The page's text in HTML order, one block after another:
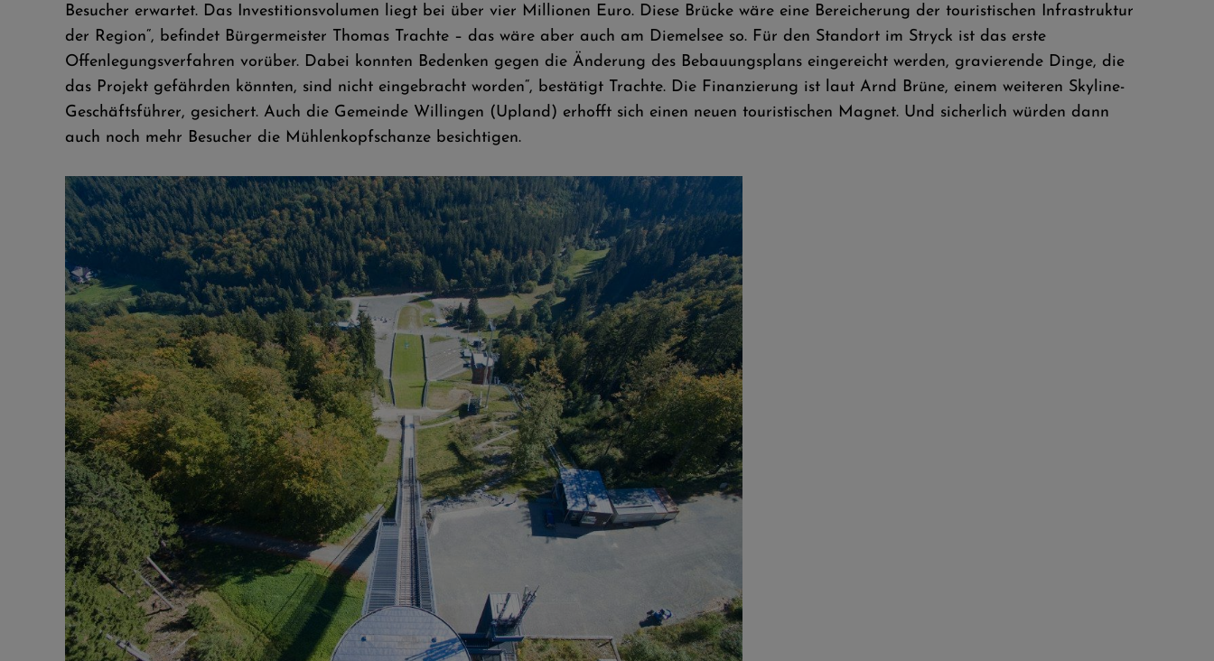
Besucher erwartet. Das Investitionsvolumen liegt bei über vier Millionen Euro. Diese Brücke wäre eine Bereicherung der touristischen Infrastruktur
der Region“, befindet Bürgermeister Thomas Trachte – das wäre aber auch am Diemelsee so. Für den Standort im Stryck ist das erste
Offenlegungsverfahren vorüber. Dabei konnten Bedenken gegen die Änderung des Bebauungsplans eingereicht werden, gravierende Dinge, die
das Projekt gefährden könnten, sind nicht eingebracht worden“, bestätigt Trachte. Die Finanzierung ist laut Arnd Brüne, einem weiteren Skyline-
Geschäftsführer, gesichert. Auch die Gemeinde Willingen (Upland) erhofft sich einen neuen touristischen Magnet. Und sicherlich würden dann
auch noch mehr Besucher die Mühlenkopfschanze besichtigen.